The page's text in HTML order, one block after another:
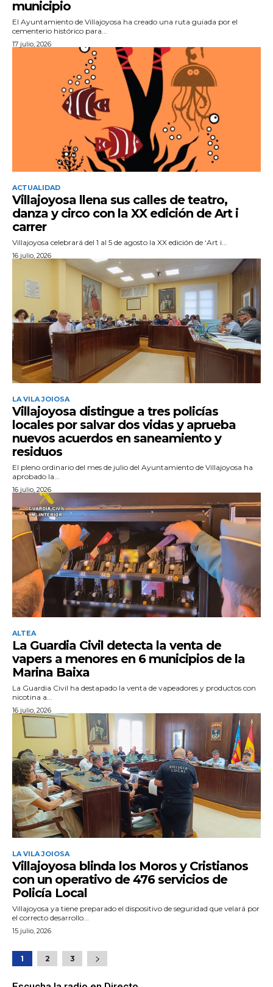
municipio
El Ayuntamiento de Villajoyosa ha creado una ruta guiada por el
cementerio histórico para...
17 julio, 2026
ACTUALIDAD
Villajoyosa llena sus calles de teatro,
danza y circo con la XX edición de Art i
carrer
Villajoyosa celebrará del 1 al 5 de agosto la XX edición de ‘Art i...
16 julio, 2026
LA VILA JOIOSA
Villajoyosa distingue a tres policías
locales por salvar dos vidas y aprueba
nuevos acuerdos en saneamiento y
residuos
El pleno ordinario del mes de julio del Ayuntamiento de Villajoyosa ha
aprobado la...
16 julio, 2026
ALTEA
La Guardia Civil detecta la venta de
vapers a menores en 6 municipios de la
Marina Baixa
La Guardia Civil ha destapado la venta de vapeadores y productos con
nicotina a...
16 julio, 2026
LA VILA JOIOSA
Villajoyosa blinda los Moros y Cristianos
con un operativo de 476 servicios de
Policía Local
Villajoyosa ya tiene preparado el dispositivo de seguridad que velará por
el correcto desarrollo...
15 julio, 2026
1 2 3